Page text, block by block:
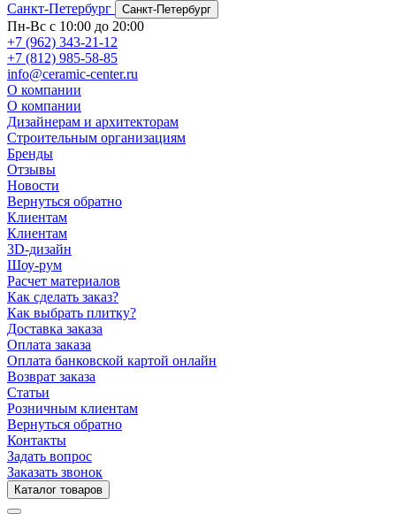
Санкт-Петербург
Санкт-Петербург
Пн-Вс с 10:00 до 20:00
+7 (962) 343-21-12
+7 (812) 985-58-85
info@ceramic-center.ru
О компании
О компании
Дизайнерам и архитекторам
Строительным организациям
Бренды
Отзывы
Новости
Вернуться обратно
Клиентам
Клиентам
3D-дизайн
Шоу-рум
Расчет материалов
Как сделать заказ?
Как выбрать плитку?
Доставка заказа
Оплата заказа
Оплата банковской картой онлайн
Возврат заказа
Статьи
Розничным клиентам
Вернуться обратно
Контакты
Задать вопрос
Заказать звонок
Каталог товаров